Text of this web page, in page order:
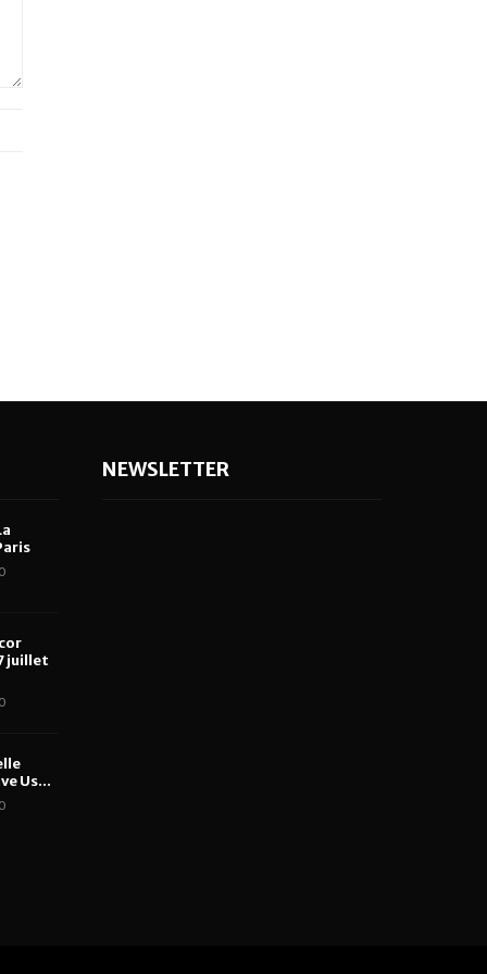
juillet
Us...
NEWSLETTER